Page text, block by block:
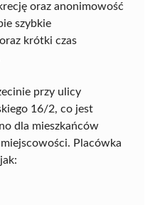
oraz anonimowość
szybkie
krótki czas
przy ulicy
16/2, co jest
dla mieszkańców
Placówka